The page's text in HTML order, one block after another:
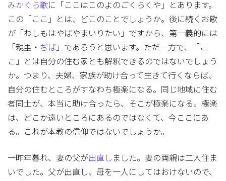
みかぐら歌に「ここはこのよのごくらくや」とあります。
この「ここ」とは、どこのことでしょうか。後に続くお歌
が「わしもはやばやまいりたい」ですから、第一義的には
「親里・ ぢば 」であろうと思います。ただ一方で、「こ
こ」とは自分の住む家とも解釈できるのではないでしょう
か。つまり、夫婦、家族が助け合って生きて行くならば、
自分の住むところがすなわち極楽になる。同じ地域に住む
者同士が、本当に助け合ったら、そこが極楽になる。極楽
は、どこか遠いところにあるのではなくて、今ここにあ
る。これが本教の信仰ではないでしょうか。
一昨年暮れ、妻の父が出直し ました。妻の両親は二人住ま
いでした。父が出直し、母を一人にしてはおけないので、